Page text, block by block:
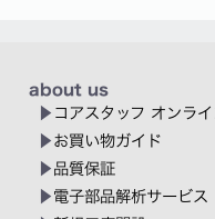
about us
コアスタッフ オンラ
お買い物ガイド
品質保証
電子部品解析サービス